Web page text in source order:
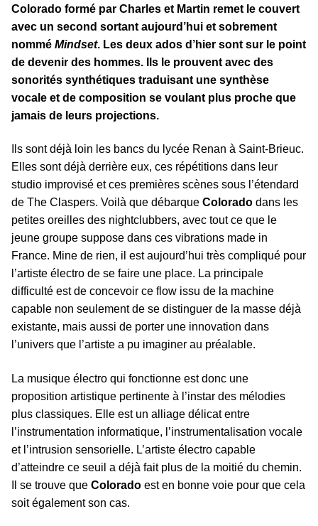
Colorado formé par Charles et Martin remet le couvert
avec un second sortant aujourd’hui et sobrement
nommé Mindset. Les deux ados d’hier sont sur le point
de devenir des hommes. Ils le prouvent avec des
sonorités synthétiques traduisant une synthèse
vocale et de composition se voulant plus proche que
jamais de leurs projections.
Ils sont déjà loin les bancs du lycée Renan à Saint-Brieuc.
Elles sont déjà derrière eux, ces répétitions dans leur
studio improvisé et ces premières scènes sous l’étendard
de The Claspers. Voilà que débarque Colorado dans les
petites oreilles des nightclubbers, avec tout ce que le
jeune groupe suppose dans ces vibrations made in
France. Mine de rien, il est aujourd’hui très compliqué pour
l’artiste électro de se faire une place. La principale
difficulté est de concevoir ce flow issu de la machine
capable non seulement de se distinguer de la masse déjà
existante, mais aussi de porter une innovation dans
l’univers que l’artiste a pu imaginer au préalable.
La musique électro qui fonctionne est donc une
proposition artistique pertinente à l’instar des mélodies
plus classiques. Elle est un alliage délicat entre
l’instrumentation informatique, l’instrumentalisation vocale
et l’intrusion sensorielle. L’artiste électro capable
d’atteindre ce seuil a déjà fait plus de la moitié du chemin.
Il se trouve que Colorado est en bonne voie pour que cela
soit également son cas.